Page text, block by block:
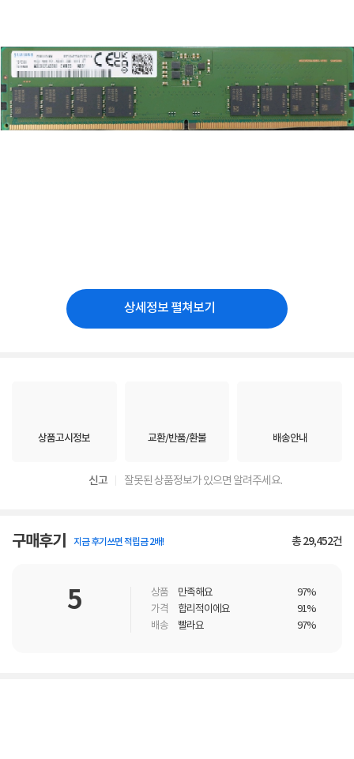
상세정보 펼쳐보기
상품고시정보 교환/반품/환불 배송안내
신고 잘못된 상품정보가 있으면 알려주세요.
구매후기 지금 후기쓰면 적립금 2배! 총29,452건
5 상품 만족해요
97%
가격
합리적이에요
91%
배송
빨라요 97%